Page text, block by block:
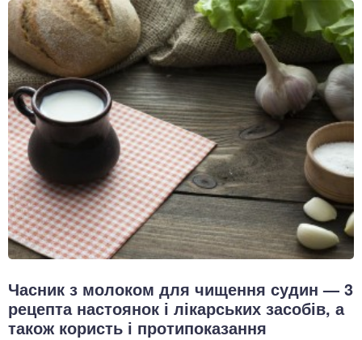
Часник з молоком для чищення судин — 3
рецепта настоянок і лікарських засобів, а
також користь і протипоказання